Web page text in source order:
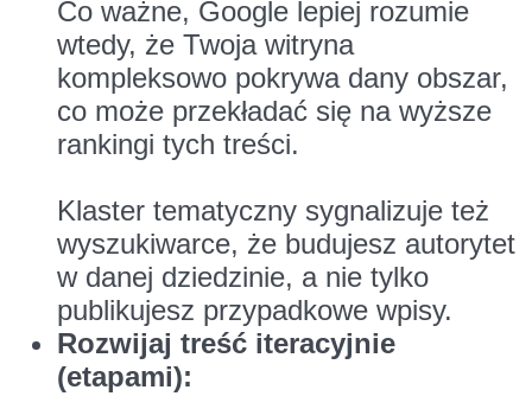
Co ważne, Google lepiej rozumie
wtedy, że Twoja witryna
kompleksowo pokrywa dany obszar,
co może przekładać się na wyższe
rankingi tych treści.
Klaster tematyczny sygnalizuje też
wyszukiwarce, że budujesz autorytet
w danej dziedzinie, a nie tylko
publikujesz przypadkowe wpisy.
Rozwijaj treść iteracyjnie
(etapami):